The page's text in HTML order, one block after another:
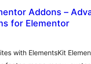
Addons –
for Elementor
with ElementsKit